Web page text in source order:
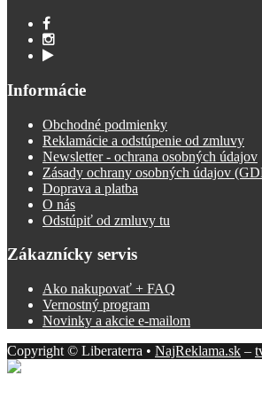
Informácie
Obchodné podmienky
Reklamácie a odstúpenie od zmluvy
Newsletter - ochrana osobných údajov
Zásady ochrany osobných údajov
Doprava a platba
O nás
Odstúpiť od zmluvy tu
Zákaznícky servis
Ako nakupovať + FAQ
Vernostný program
Novinky a akcie e-mailom
Copyright © Liberaterra • NajReklama.sk –